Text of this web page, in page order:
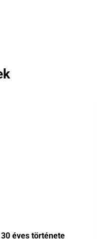
éves története